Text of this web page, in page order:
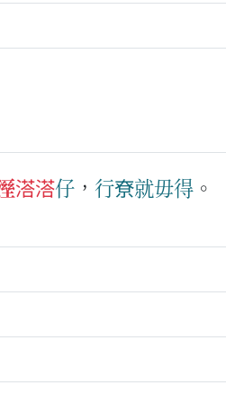
溚溚仔 ， 行尞就毋得 。